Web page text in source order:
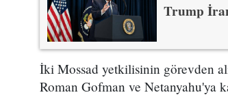
Trump
İki Mossad yetkilisinin görevden
Roman Gofman ve Netanyahu'ya